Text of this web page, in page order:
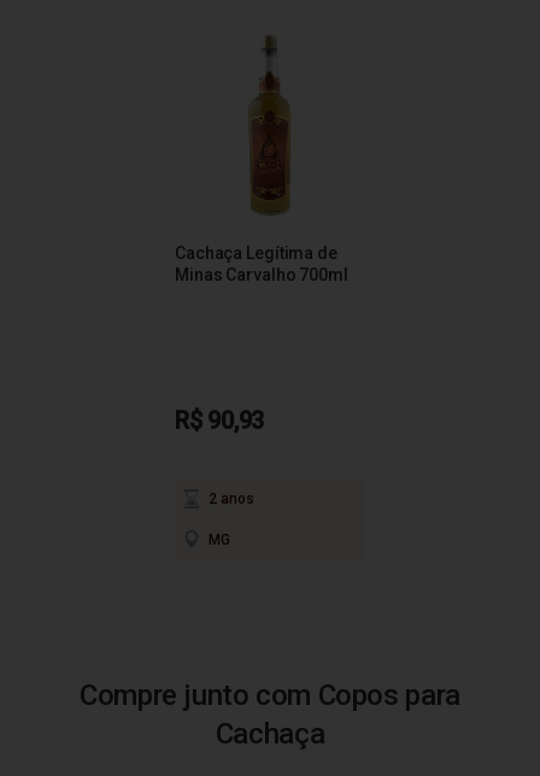
Cachaça Legítima de
Minas Carvalho 700ml
R$ 90,93
2 anos
MG
Compre junto com Copos para
Cachaça